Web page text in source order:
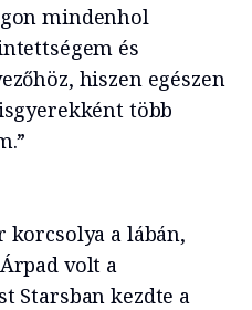
mindenhol
és
hiszen egészen
több
korcsolya a lábán,
volt a
Starsban kezdte a